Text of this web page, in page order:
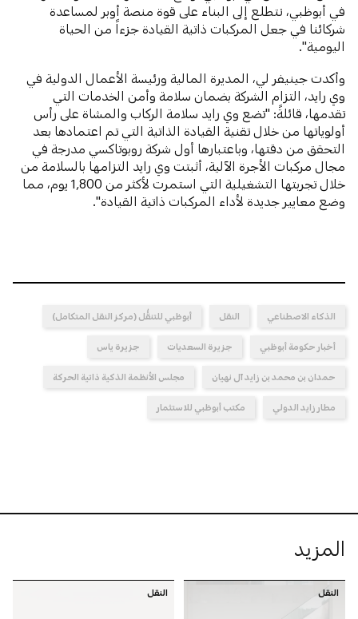
في أبوظبي، نتطلع إلى البناء على قوة منصة أوبر لمساعدة
شركائنا في جعل المركبات ذاتية القيادة جزءاً من الحياة
اليومية".
وأكدت جينيفر لي، المديرة المالية ورئيسة الأعمال الدولية في
وي رايد، التزام الشركة بضمان سلامة وأمن الخدمات التي
تقدمها، قائلةً: "تضع وي رايد سلامة الركاب والمشاة على رأس
أولوياتها من خلال تقنية القيادة الذاتية التي تم اعتمادها بعد
التحقق من دقتها، وباعتبارها أول شركة روبوتاكسي مدرجة في
مجال مركبات الأجرة الآلية، أثبتت وي رايد التزامها بالسلامة من
خلال تجربتها التشغيلية التي استمرت لأكثر من 1,800 يوم، مما
وضع معايير جديدة لأداء المركبات ذاتية القيادة".
الذكاء الاصطناعي النقل أبوظبي للتنقُّل (مركز النقل المتكامل)
أخبار حكومة أبوظبي جزيرة السعديات جزيرة ياس
حمدان بن محمد بن زايد آل نهيان مجلس الأنظمة الذكية ذاتية الحركة
مطار زايد الدولي مكتب أبوظبي للاستثمار
المزيد
النقل النقل